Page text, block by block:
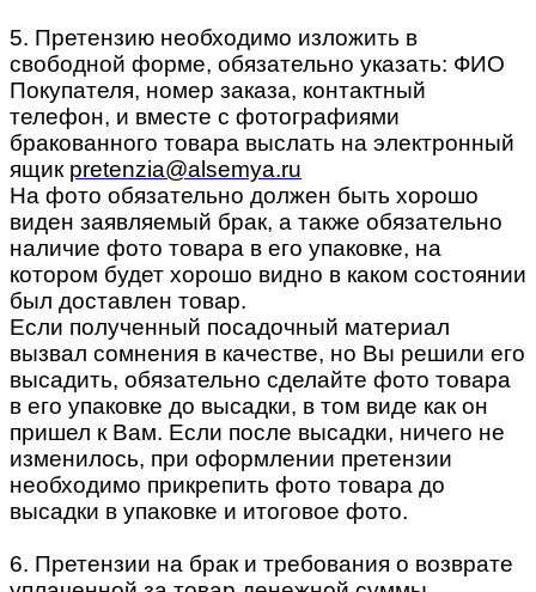
5. Претензию необходимо изложить в
свободной форме, обязательно указать: ФИО
Покупателя, номер заказа, контактный
телефон, и вместе с фотографиями
бракованного товара выслать на электронный
ящик pretenzia@alsemya.ru
На фото обязательно должен быть хорошо
виден заявляемый брак, а также обязательно
наличие фото товара в его упаковке, на
котором будет хорошо видно в каком состоянии
был доставлен товар.
Если полученный посадочный материал
вызвал сомнения в качестве, но Вы решили его
высадить, обязательно сделайте фото товара
в его упаковке до высадки, в том виде как он
пришел к Вам. Если после высадки, ничего не
изменилось, при оформлении претензии
необходимо прикрепить фото товара до
высадки в упаковке и итоговое фото.
6. Претензии на брак и требования о возврате